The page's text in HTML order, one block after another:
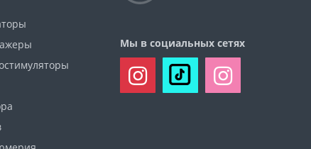
Мы в социальных сетях